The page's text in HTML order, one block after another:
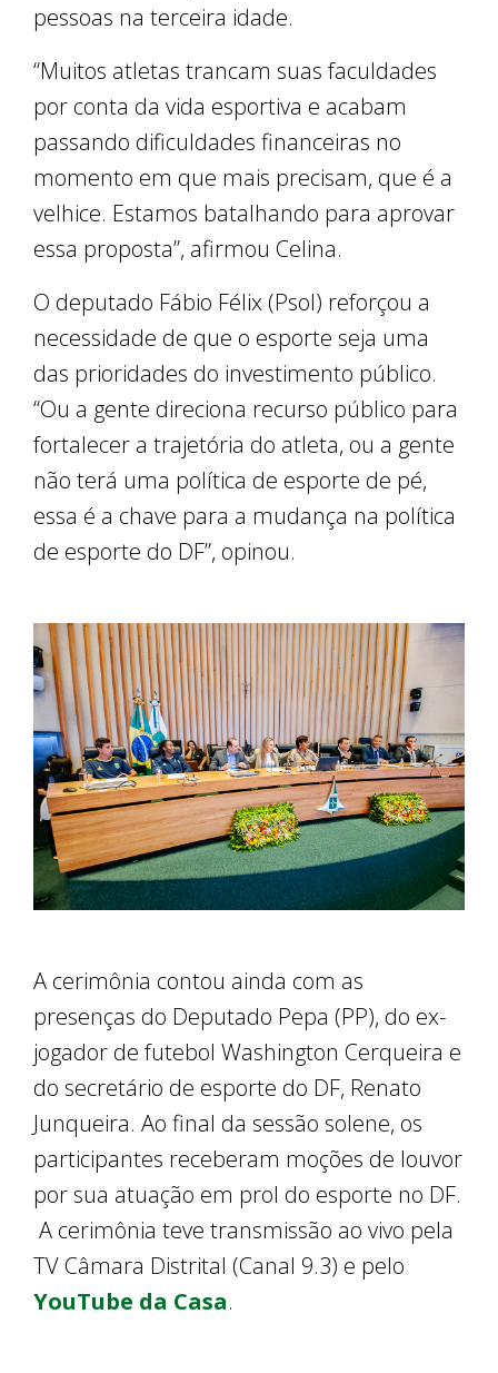
pessoas na terceira idade.
“Muitos atletas trancam suas faculdades
por conta da vida esportiva e acabam
passando dificuldades financeiras no
momento em que mais precisam, que é a
velhice. Estamos batalhando para aprovar
essa proposta”, afirmou Celina.
O deputado Fábio Félix (Psol) reforçou a
necessidade de que o esporte seja uma
das prioridades do investimento público.
“Ou a gente direciona recurso público para
fortalecer a trajetória do atleta, ou a gente
não terá uma política de esporte de pé,
essa é a chave para a mudança na política
de esporte do DF”, opinou.
A cerimônia contou ainda com as
presenças do Deputado Pepa (PP), do ex-
jogador de futebol Washington Cerqueira e
do secretário de esporte do DF, Renato
Junqueira. Ao final da sessão solene, os
participantes receberam moções de louvor
por sua atuação em prol do esporte no DF.
A cerimônia teve transmissão ao vivo pela
TV Câmara Distrital (Canal 9.3) e pelo
YouTube da Casa.